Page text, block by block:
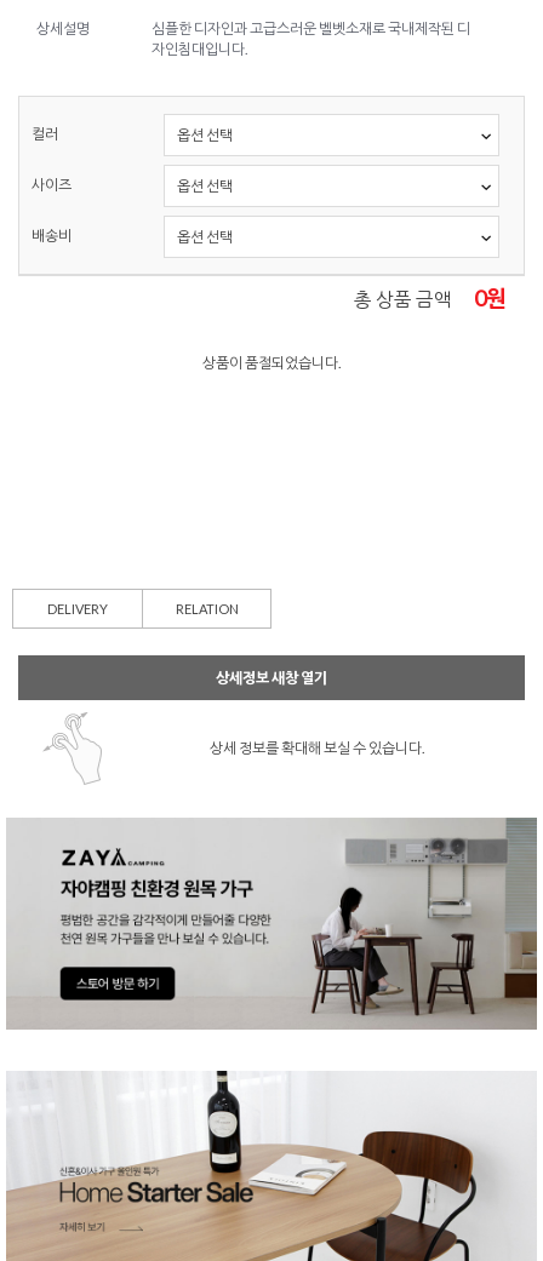
상세설명
심플한 디자인과 고급스러운 벨벳소재로 국내제작된 디
자인침대입니다.
컬러
사이즈
배송비
총 상품 금액 0원
상품이 품절되었습니다.
DELIVERY RELATION
상세정보 새창 열기
상세 정보를 확대해 보실 수 있습니다.